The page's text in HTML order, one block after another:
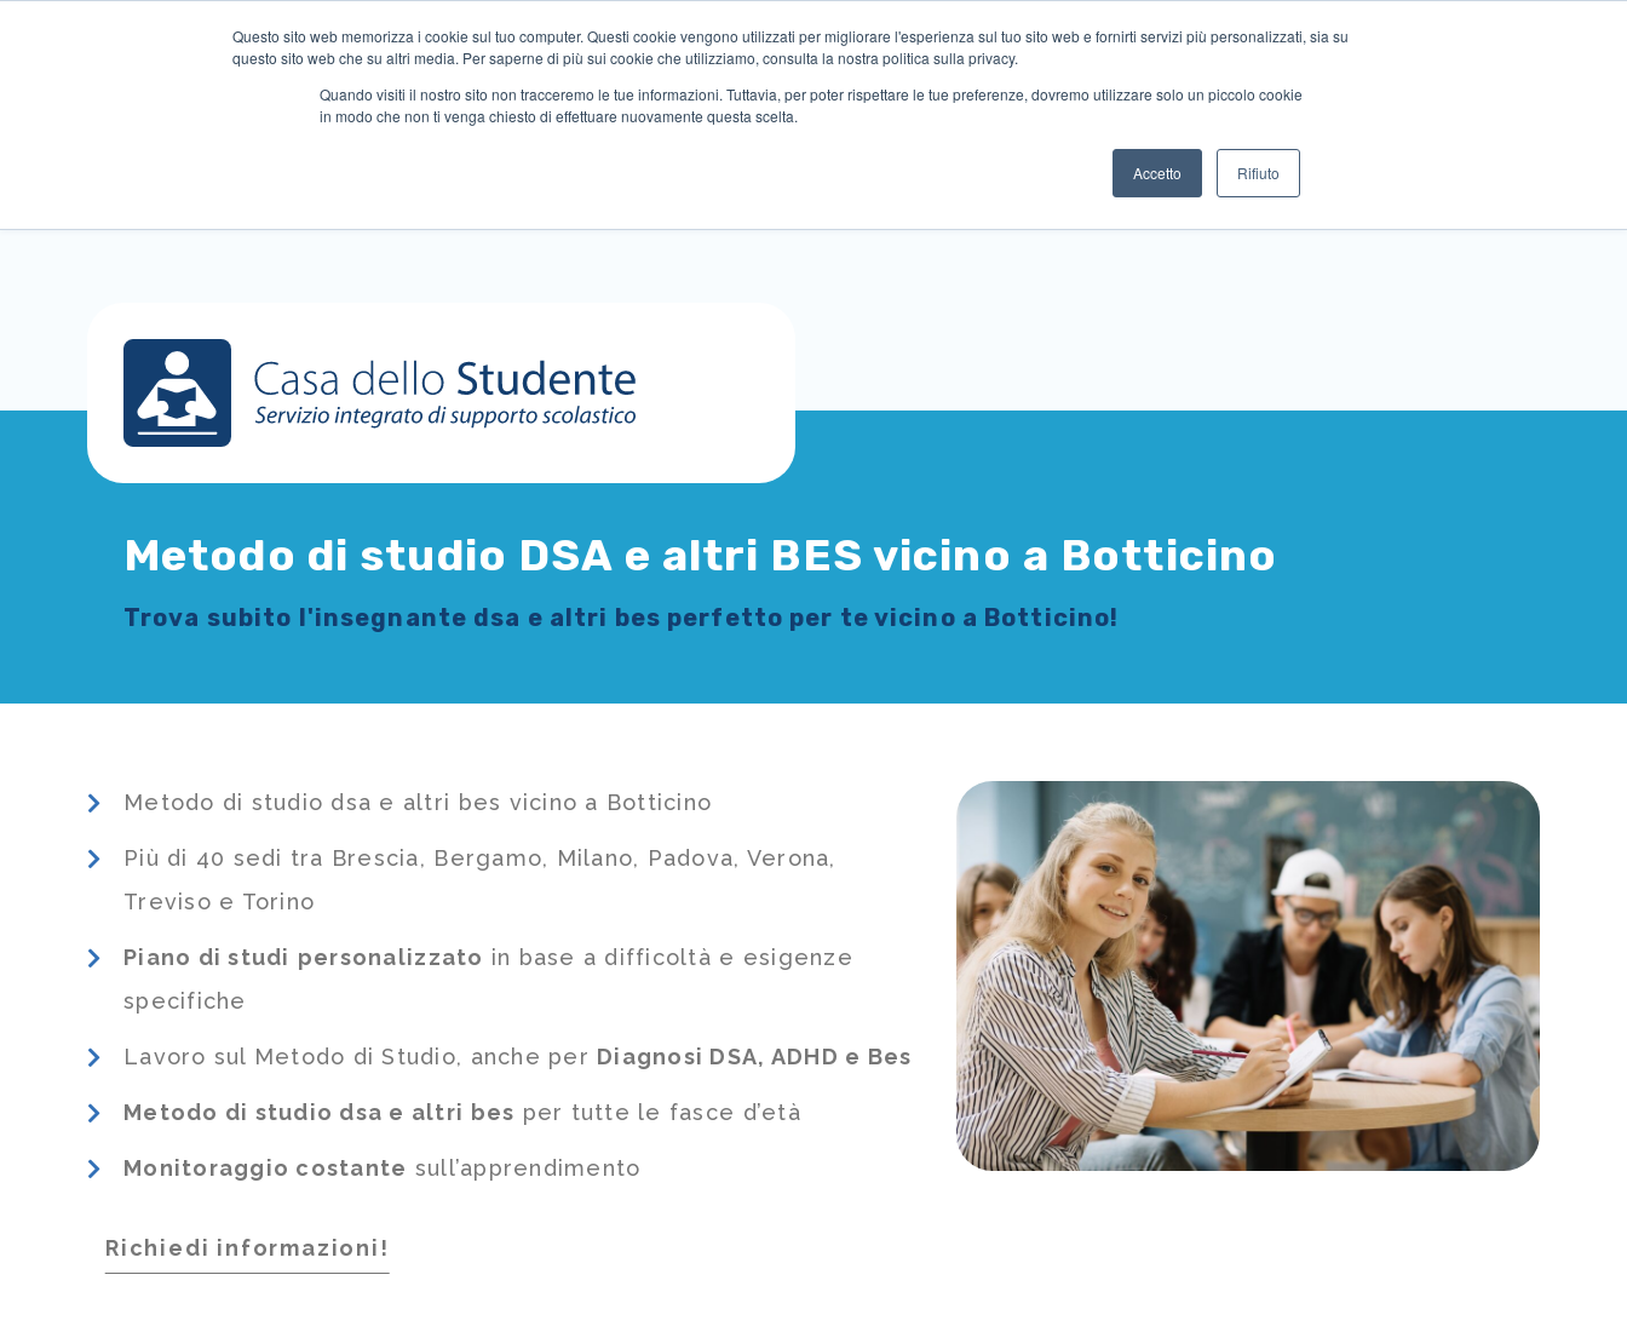
Questo sito web memorizza i cookie sul tuo computer. Questi cookie vengono utilizzati per migliorare l'esperienza sul tuo sito web e fornirti servizi più personalizzati, sia su
questo sito web che su altri media. Per saperne di più sui cookie che utilizziamo, consulta la nostra politica sulla privacy.
Quando visiti il ​​nostro sito non tracceremo le tue informazioni. Tuttavia, per poter rispettare le tue preferenze, dovremo utilizzare solo un piccolo cookie
in modo che non ti venga chiesto di effettuare nuovamente questa scelta.
Accetto Rifiuto
Metodo di studio DSA e altri BES vicino a Botticino
Trova subito l'insegnante dsa e altri bes perfetto per te vicino a Botticino!
Metodo di studio dsa e altri bes vicino a Botticino
Più di 40 sedi tra Brescia, Bergamo, Milano, Padova, Verona,
Treviso e Torino
Piano di studi personalizzato in base a difficoltà e esigenze
specifiche
Lavoro sul Metodo di Studio, anche per Diagnosi DSA, ADHD e Bes
Metodo di studio dsa e altri bes per tutte le fasce d’età
Monitoraggio costante sull’apprendimento
Richiedi informazioni!